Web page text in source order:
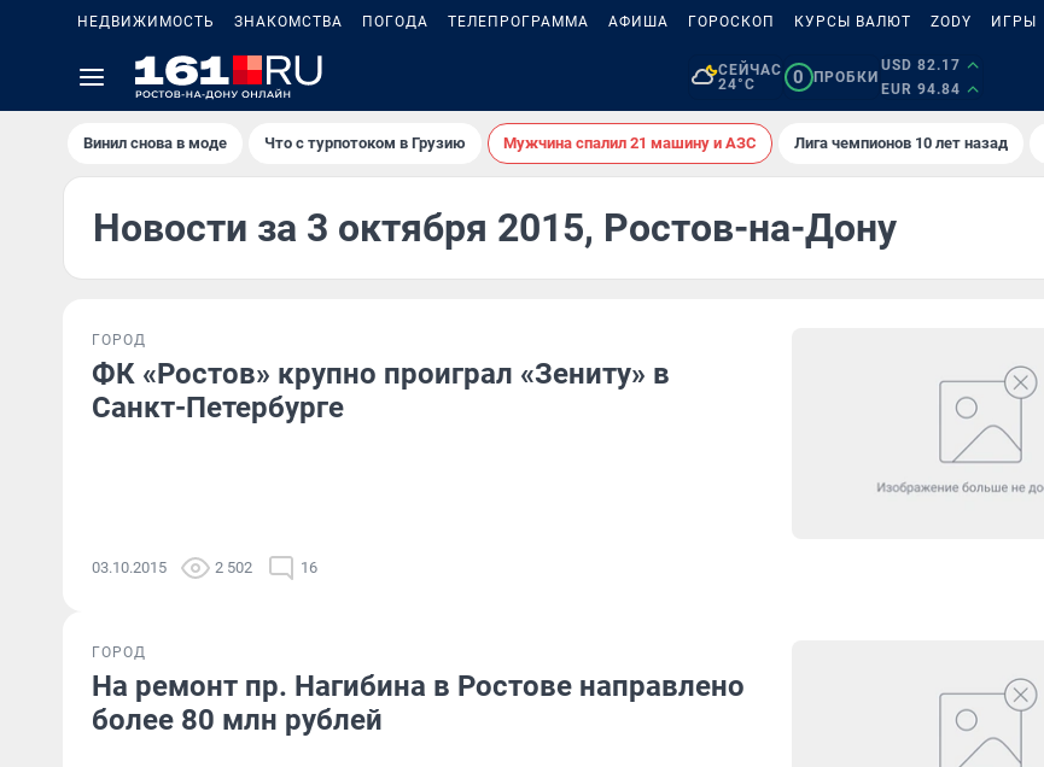
НЕДВИЖИМОСТЬ ЗНАКОМСТВА ПОГОДА ТЕЛЕПРОГРАММА АФИША ГОРОСКОП КУРСЫ ВАЛЮТ ZODY ИГРЫ
СЕЙЧАС
24°C
0 ПРОБКИ
USD 82.17
EUR 94.84
Винил снова в моде Что с турпотоком в Грузию Мужчина спалил 21 машину и АЗС Лига чемпионов 10 лет назад
Новости за 3 октября 2015, Ростов-на-Дону
ГОРОД
ФК «Ростов» крупно проиграл «Зениту» в
Санкт-Петербурге
03.10.2015 2 502 16
ГОРОД
На ремонт пр. Нагибина в Ростове направлено
более 80 млн рублей